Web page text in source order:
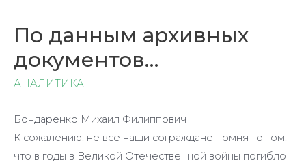
По данным архивных
документов…
АНАЛИТИКА
Бондаренко Михаил Филиппович
К сожалению, не все наши сограждане помнят о том,
что в годы в Великой Отечественной войны погибло